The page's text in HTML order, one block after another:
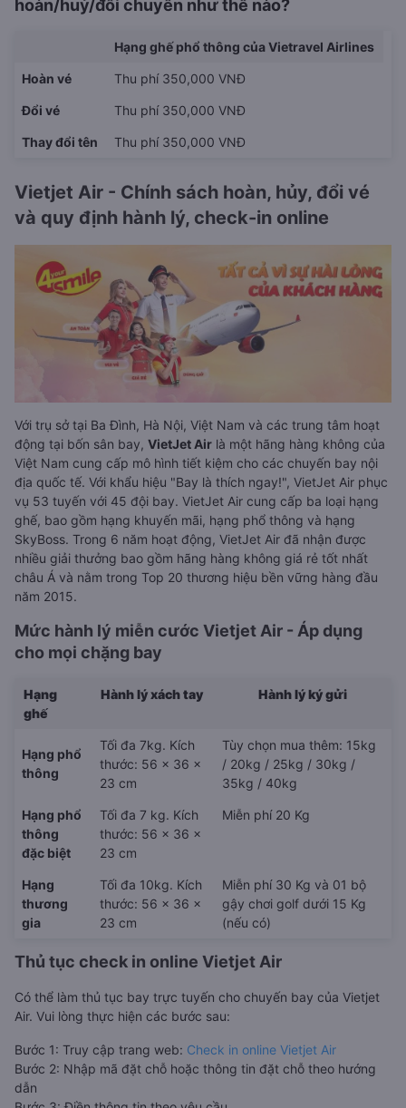
hoàn/huỷ/đổi chuyến như thế nào?
Hạng ghế phổ thông của Vietravel Airlines
Hoàn vé Thu phí 350,000 VNĐ
Đổi vé Thu phí 350,000 VNĐ
Thay đổi tên Thu phí 350,000 VNĐ
Vietjet Air - Chính sách hoàn, hủy, đổi vé
và quy định hành lý, check-in online
Với trụ sở tại Ba Đình, Hà Nội, Việt Nam và các trung tâm hoạt
động tại bốn sân bay, VietJet Air là một hãng hàng không của
Việt Nam cung cấp mô hình tiết kiệm cho các chuyến bay nội
địa quốc tế. Với khẩu hiệu "Bay là thích ngay!", VietJet Air phục
vụ 53 tuyến với 45 đội bay. VietJet Air cung cấp ba loại hạng
ghế, bao gồm hạng khuyến mãi, hạng phổ thông và hạng
SkyBoss. Trong 6 năm hoạt động, VietJet Air đã nhận được
nhiều giải thưởng bao gồm hãng hàng không giá rẻ tốt nhất
châu Á và nằm trong Top 20 thương hiệu bền vững hàng đầu
năm 2015.
Mức hành lý miễn cước Vietjet Air - Áp dụng
cho mọi chặng bay
Hạng
ghế
Hành lý xách tay Hành lý ký gửi
Hạng phổ
thông
Tối đa 7kg. Kích
thước: 56 x 36 x
23 cm
Tùy chọn mua thêm: 15kg
/ 20kg / 25kg / 30kg /
35kg / 40kg
Hạng phổ
thông
đặc biệt
Tối đa 7 kg. Kích
thước: 56 x 36 x
23 cm
Miễn phí 20 Kg
Hạng
thương
gia
Tối đa 10kg. Kích
thước: 56 x 36 x
23 cm
Miễn phí 30 Kg và 01 bộ
gậy chơi golf dưới 15 Kg
(nếu có)
Thủ tục check in online Vietjet Air
Có thể làm thủ tục bay trực tuyến cho chuyến bay của Vietjet
Air. Vui lòng thực hiện các bước sau:
Bước 1: Truy cập trang web: Check in online Vietjet Air
Bước 2: Nhập mã đặt chỗ hoặc thông tin đặt chỗ theo hướng
dẫn